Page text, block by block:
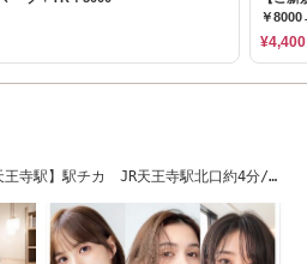
￥
¥4,400
王寺駅】駅チカ JR天王寺駅北口約4分/谷